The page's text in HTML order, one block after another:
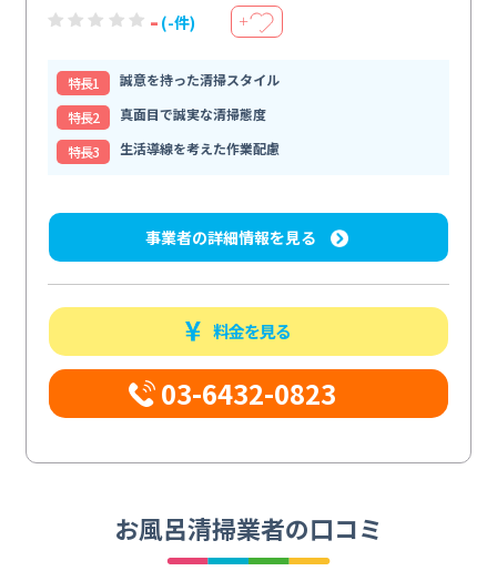
- (-件) ＋
特⻑1
誠意を持った清掃スタイル
特⻑2
真面目で誠実な清掃態度
特⻑3
生活導線を考えた作業配慮
事業者の詳細情報を見る
料金を見る
03-6432-0823
お風呂清掃業者の口コミ